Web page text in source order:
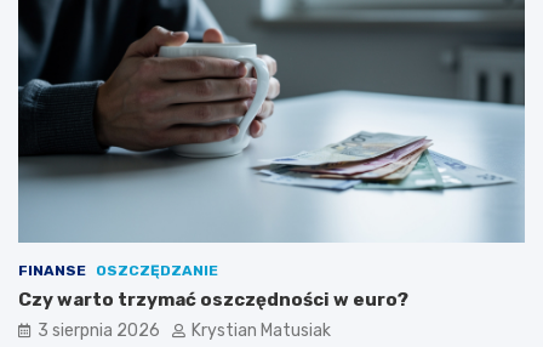
FINANSE OSZCZĘDZANIE
Czy warto trzymać oszczędności w euro?
3 sierpnia 2026 Krystian Matusiak